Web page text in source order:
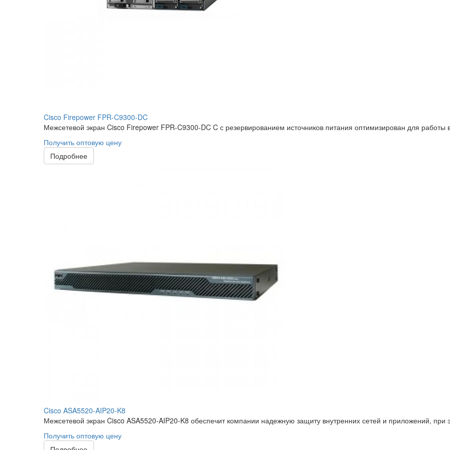
Cisco Firepower FPR-C9300-DC
Межсетевой экран Cisco Firepower FPR-C9300-DC C с резервированием источников питания оптимизирован для работы
Получить оптовую цену
Подробнее
Cisco ASA5520-AIP20-K8
Межсетевой экран Cisco ASA5520-AIP20-K8 обеспечит компании надежную защиту внутренних сетей и приложений, при
Получить оптовую цену